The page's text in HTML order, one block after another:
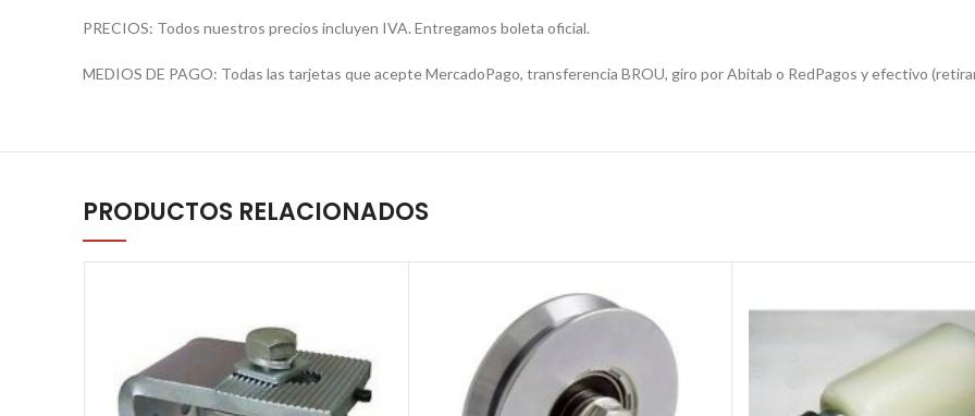
PRECIOS: Todos nuestros precios incluyen IVA. Entregamos boleta oficial.
MEDIOS DE PAGO: Todas las tarjetas que acepte MercadoPago, transferencia BROU, giro por Abitab o RedPagos y efectivo
PRODUCTOS RELACIONADOS